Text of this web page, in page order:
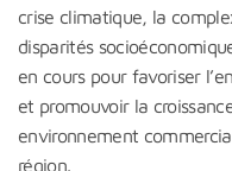
crise climatique, la
disparités
en cours pour favoriser
et promouvoir la
environnement
région.